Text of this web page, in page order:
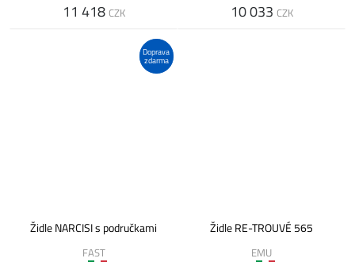
11 418 CZK 10 033 CZK
Doprava
zdarma
Židle NARCISI s područkami
FAST
Židle RE-TROUVÉ 565
EMU